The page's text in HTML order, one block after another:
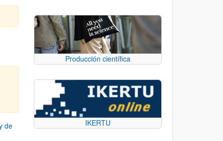
de
Producción científica
IKERTU